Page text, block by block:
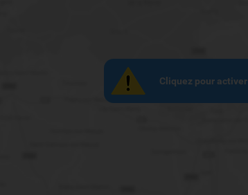
Cliquez pour activer